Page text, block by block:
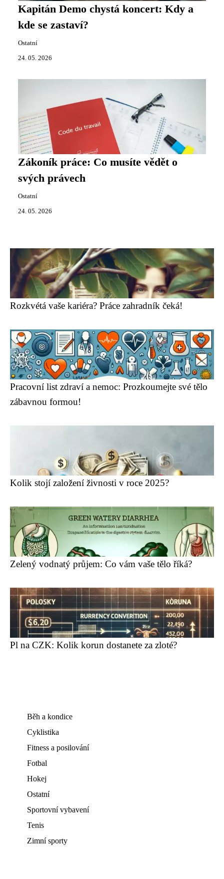
Kapitán Demo chystá koncert: Kdy a
kde se zastaví?
Ostatní
24. 05. 2026
Zákoník práce: Co musíte vědět o
svých právech
Ostatní
24. 05. 2026
Rozkvétá vaše kariéra? Práce zahradník čeká!
Pracovní list zdraví a nemoc: Prozkoumejte své tělo
zábavnou formou!
Kolik stojí založení živnosti v roce 2025?
Zelený vodnatý průjem: Co vám vaše tělo říká?
Pl na CZK: Kolik korun dostanete za zloté?
Běh a kondice
Cyklistika
Fitness a posilování
Fotbal
Hokej
Ostatní
Sportovní vybavení
Tenis
Zimní sporty